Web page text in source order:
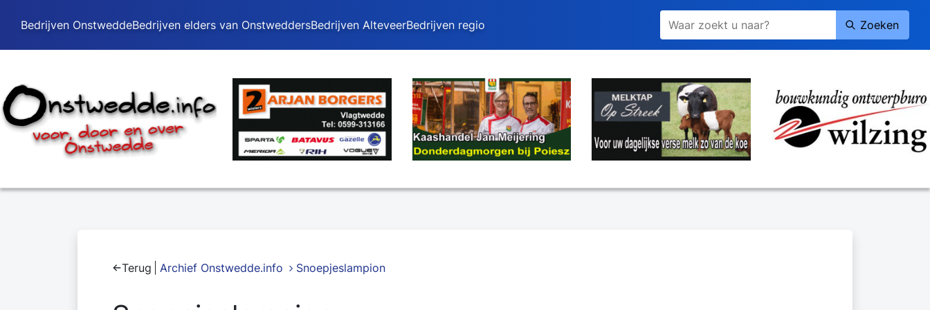
Bedrijven OnstweddeBedrijven elders van OnstweddersBedrijven AlteveerBedrijven regio
Terug Archief Onstwedde.info Snoepjeslampion